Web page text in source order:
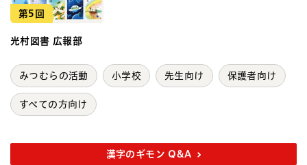
第5回
光村図書 広報部
みつむらの活動 小学校 先生向け 保護者向け
すべての方向け
漢字のギモン Q&A